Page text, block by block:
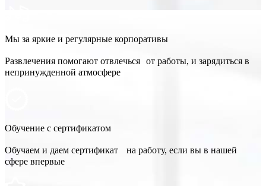
Мы за яркие и регулярные корпоративы
Развлечения помогают отвлечься от работы, и зарядиться в
непринужденной атмосфере
Обучение с сертификатом
Обучаем и даем сертификат на работу, если вы в нашей
сфере впервые